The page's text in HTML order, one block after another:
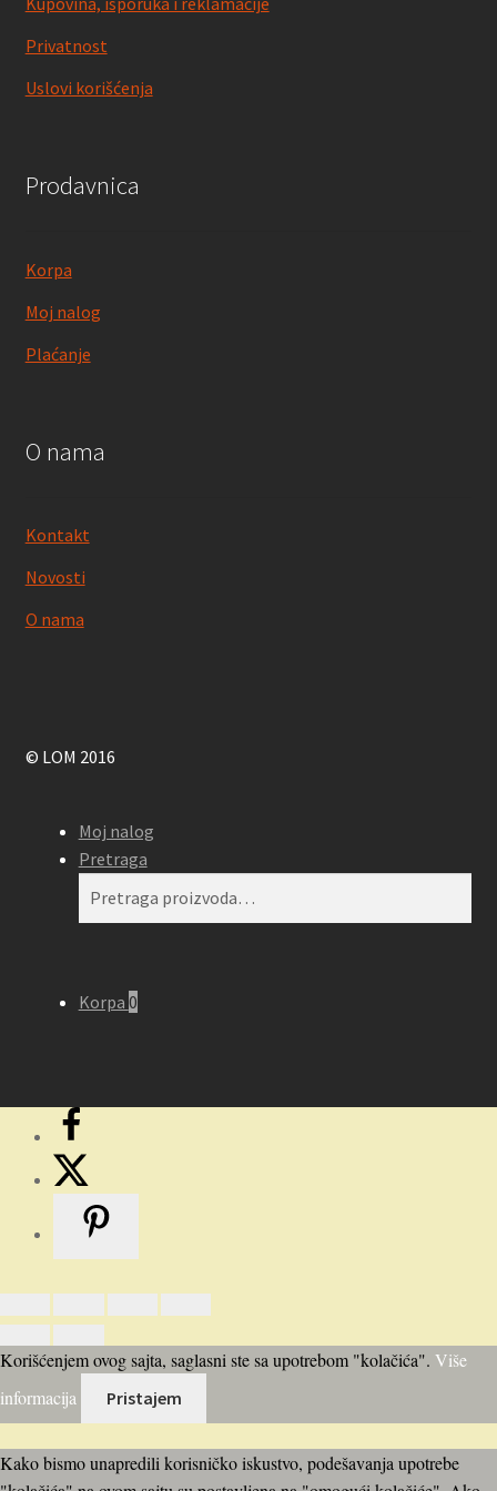
Privatnost
Uslovi korišćenja
Prodavnica
Korpa
Moj nalog
Plaćanje
O nama
Kontakt
Novosti
O nama
© LOM 2016
Moj nalog
Pretraga
Korpa 0
Korišćenjem ovog sajta, saglasni ste sa upotrebom "kolačića". Više
informacija
Pristajem
Kako bismo unapredili korisničko iskustvo, podešavanja upotrebe